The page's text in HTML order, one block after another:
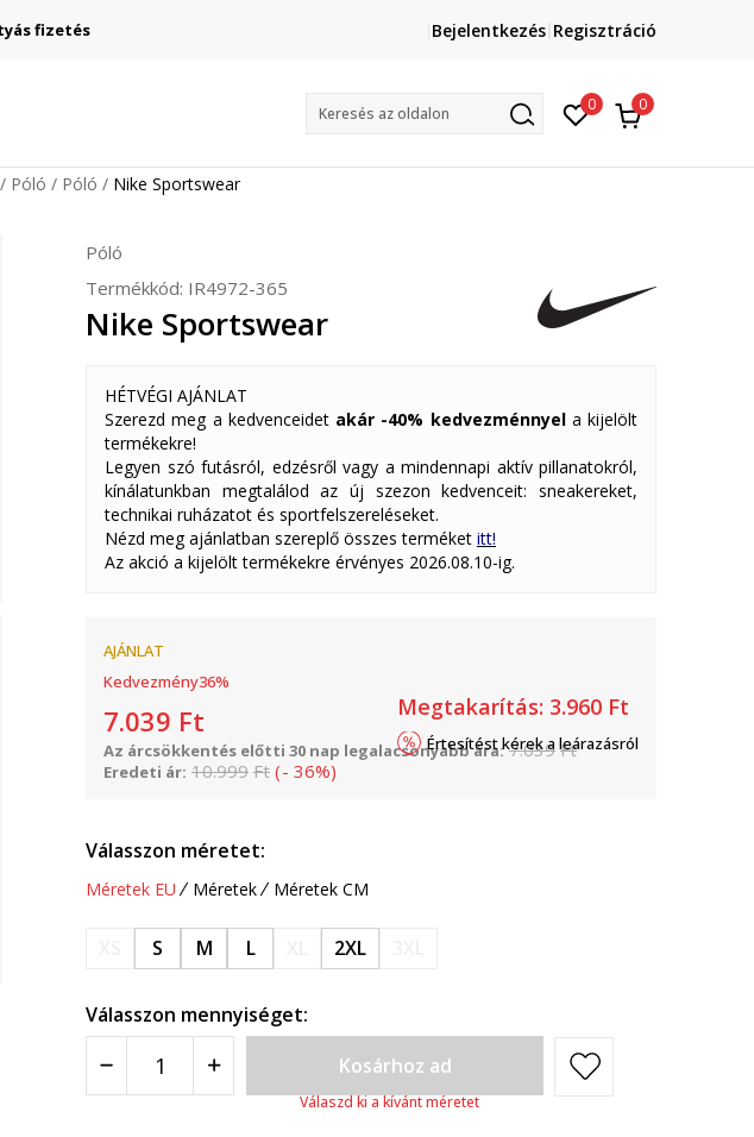
fizetés
Lépj velünk kapcsolatba
online@sport-vision.huBejelentkezés Regisztráció
Keresés az oldalon 0 0
Póló Póló Nike Sportswear
Póló
Termékkód: IR4972-365
Nike Sportswear
HÉTVÉGI AJÁNLAT
Szerezd meg a kedvenceidet akár -40% kedvezménnyel a kijelölt
termékekre!
Legyen szó futásról, edzésről vagy a mindennapi aktív pillanatokról,
kínálatunkban megtalálod az új szezon kedvenceit: sneakereket,
technikai ruházatot és sportfelszereléseket.
Nézd meg ajánlatban szereplő összes terméket itt!
Az akció a kijelölt termékekre érvényes 2026.08.10-ig.
AJÁNLAT
Kedvezmény36%
7.039 Ft
Az árcsökkentés előtti 30 nap legalacsonyabb ára: 7.039 Ft
Eredeti ár: 10.999 Ft (- 36%)
Megtakarítás: 3.960 Ft
Értesítést kérek a leárazásról
Válasszon méretet:
Méretek EU Méretek Méretek CM
S M L 2XL
Válasszon mennyiséget:
Kosárhoz ad
Válaszd ki a kívánt méretet